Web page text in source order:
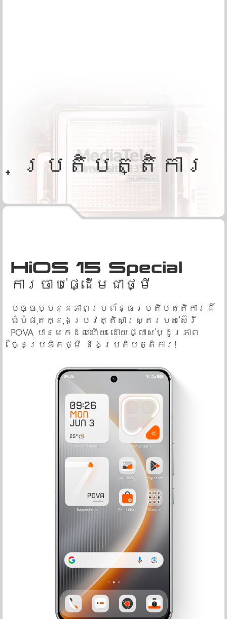
ការរចនា
HiOS 15 Special
ការចាប់ផ្ដើមជាថ្មី
បច្ចុប្បន្នភាពប្រព័ន្ធប្រតិបត្តិការដ៏
ធំបំផុតក្នុងប្រវត្តិសាស្ត្ររបស់ស៊េរី
POVA បានមកដល់ហើយ ដោយផ្លាស់ប្ដូរភាព
ច្នៃប្រឌិតថ្មី និងប្រតិបត្តិការ!
ប្រតិបត្តិការ